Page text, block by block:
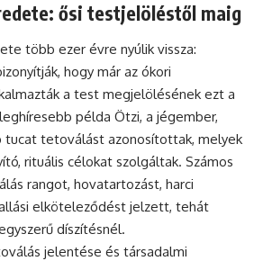
ősi testjelöléstől maig
több ezer évre nyúlik vissza:
hogy már az ókori
a test megjelölésének ezt a
példa Ötzi, a jégember,
tucat tetoválást azonosítottak, melyek
rituális célokat szolgáltak. Számos
rangot, hovatartozást, harci
elköteleződést jelzett, tehát
díszítésnél.
jelentése és társadalmi